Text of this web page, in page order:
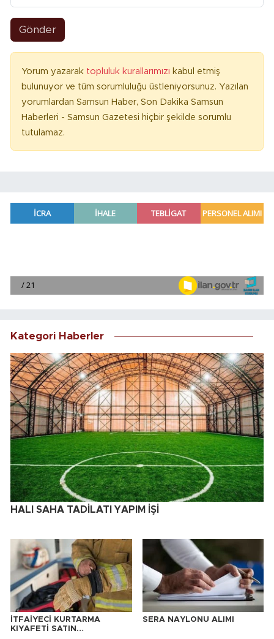
Gönder
Yorum yazarak topluluk kurallarımızı kabul etmiş
bulunuyor ve tüm sorumluluğu üstleniyorsunuz. Yazılan
yorumlardan Samsun Haber, Son Dakika Samsun
Haberleri - Samsun Gazetesi hiçbir şekilde sorumlu
tutulamaz.
Kategori Haberler
HALI SAHA TADİLATI YAPIM İŞİ
İTFAİYECİ KURTARMA
KIYAFETİ SATIN
SERA NAYLONU ALIMI